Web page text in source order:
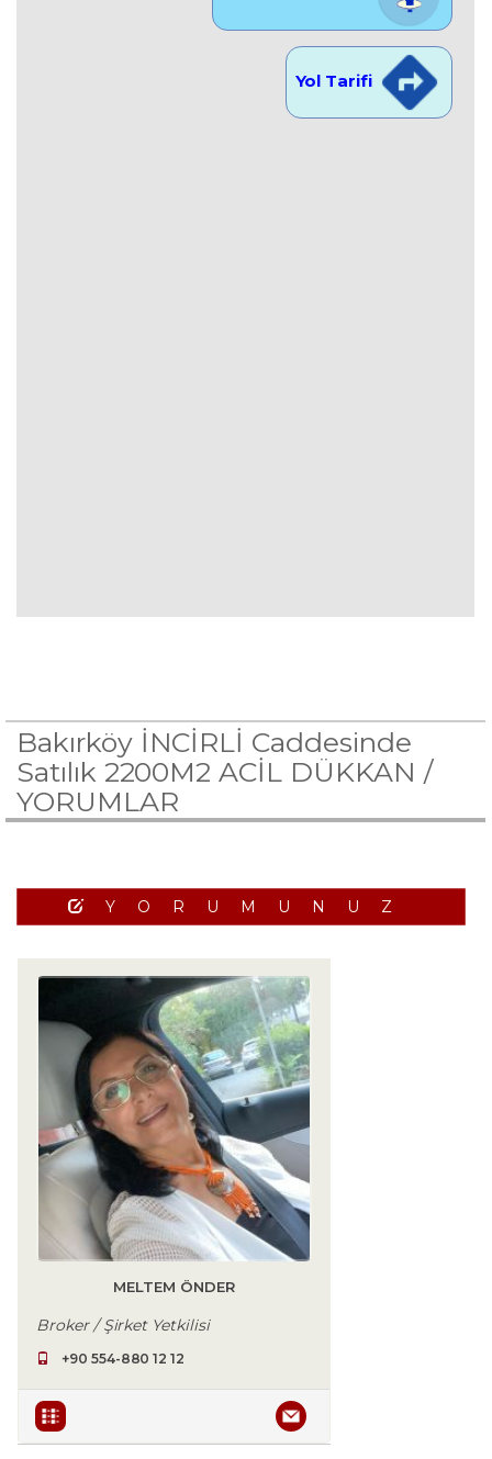
Yol Tarifi
Bakırköy İNCİRLİ Caddesinde
Satılık 2200M2 ACİL DÜKKAN /
YORUMLAR
YORUMUNUZ
MELTEM ÖNDER
Broker / Şirket Yetkilisi
+90 554-880 12 12